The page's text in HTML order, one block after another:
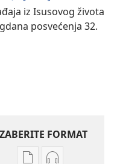
iz Isusovog života
posvećenja 32.
FORMAT